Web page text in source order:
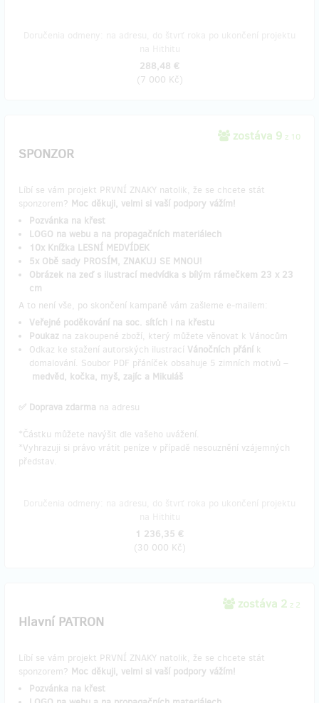
288,48 €
(7 000 Kč)
zostáva 9 z 10
SPONZOR
Líbí se vám projekt PRVNÍ ZNAKY natolik, že se chcete stát
sponzorem? Moc děkuji, velmi si vaší podpory vážím!
Pozvánka na křest
LOGO na webu a na propagačních materiálech
10x Knížka LESNÍ MEDVÍDEK
5x Obě sady PROSÍM, ZNAKUJ SE MNOU!
Obrázek na zeď s ilustrací medvídka s bílým rámečkem 23 x 23
cm
A to není vše, po skončení kampaně vám zašleme e-mailem:
Veřejné poděkování na soc. sítích i na křestu
Poukaz na zakoupené zboží, který můžete věnovat k Vánocům
Odkaz ke stažení autorských ilustrací Vánočních přání k
domalování. Soubor PDF přáníček obsahuje 5 zimních motivů –
medvěd, kočka, myš, zajíc a Mikuláš
✅ Doprava zdarma na adresu
*Částku můžete navýšit dle vašeho uvážení.
*Vyhrazuji si právo vrátit peníze v případě nesouznění vzájemných
představ.
1 236,35 €
(30 000 Kč)
zostáva 2 z 2
Hlavní PATRON
Líbí se vám projekt PRVNÍ ZNAKY natolik, že se chcete stát
sponzorem? Moc děkuji, velmi si vaší podpory vážím!
Pozvánka na křest